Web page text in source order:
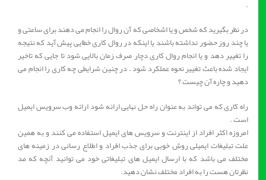
در نظر بگیرید که شخص و یا اشخاصی که آن روال را انجام می دهند برای ساعتی و
یا چند روز حضور نداشته باشند یا اینکه در روال کاری خطایی پیش آید که نتیجه
را تغییر دهد و یا انجام روال کاری دچار صرف زمان بالایی شود تا جایی که تاخیر
ایجاد شده باعث تغییر نحوه عملکرد شود . در چنین شرایطی چه کاری را انجام می
دهید و چاره آن چیست ؟
راه کاری که می تواند به عنوان راه حل نهایی ارائه شود ارائه وب سرویس ایمیل
است .
امروزه اکثر افراد از اینترنت و سرویس های ایمیل استفاده می کنند و به همین
علت تبلیغات ایمیلی روش خوبی برای جذب افراد و اطلاع رسانی در زمینه های
مختلف می باشد که با ارسال ایمیل های تبلیغاتی خود می توانید آنچه که مد
نظرتان هست را به افراد مختلف نشان دهید.